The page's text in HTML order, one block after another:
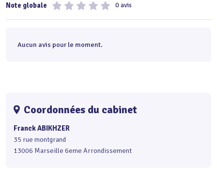
Note globale 0 avis
Aucun avis pour le moment.
Coordonnées du cabinet
Franck ABIKHZER
35 rue montgrand
13006 Marseille 6eme Arrondissement